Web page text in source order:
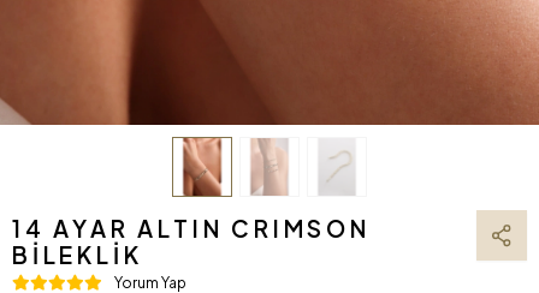
14 AYAR ALTIN CRIMSON
BILEKLIK
Yorum Yap